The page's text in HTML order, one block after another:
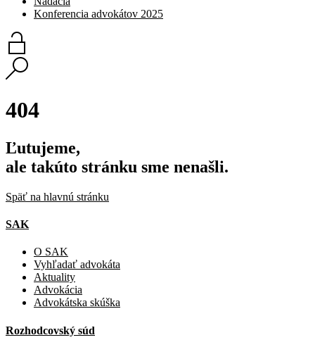
Konferencia advokátov 2025
404
Ľutujeme,
ale takúto stránku sme nenašli.
Späť na hlavnú stránku
SAK
O SAK
Vyhľadať advokáta
Aktuality
Advokácia
Advokátska skúška
Rozhodcovský súd